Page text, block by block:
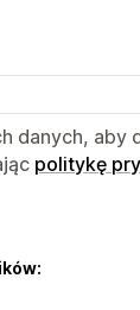
danych, aby
politykę